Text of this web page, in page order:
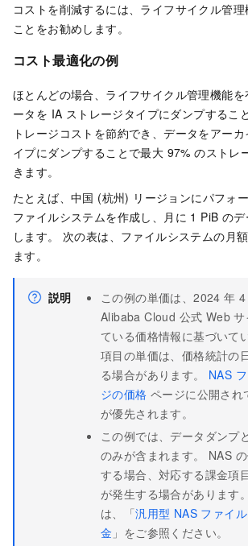
コストを削減するには、ライフサイクル管
ことをお勧めします。
コスト最適化の例
ほとんどの場合、ライフサイクル管理機能
ータを IA ストレージタイプにダンプするこ
トレージコストを節約でき、データをアー
イプにダンプすることで最大 97% のストレ
きます。
たとえば、中国 (杭州) リージョンにパフォ
ファイルシステムを作成し、月に 1 PiB のデ
します。 次の表は、ファイルシステムの月
ます。
説明
この例の単価は、2024 年
Alibaba Cloud 公式 Web
ている価格情報に基づいて
項目の単価は、価格統計の
る場合があります。 NAS
ジの価格 ページに公開され
が優先されます。
この例では、データダンプ
のみが含まれます。 NAS
する場合、対応する課金項
が発生する場合があります
は、「汎用型 NAS ファイ
金 」をご参照ください。